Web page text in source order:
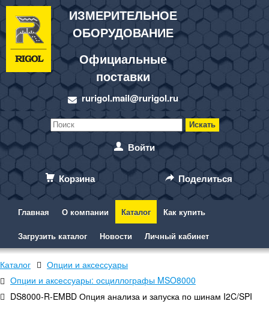
ИЗМЕРИТЕЛЬНОЕ
ОБОРУДОВАНИЕ
Официальные
поставки
rurigol.mail@rurigol.ru
Войти
Корзина Поделиться
Главная О компании Каталог Как купить
Загрузить каталог Новости Личный кабинет
Каталог
Опции и аксессуары
Опции и аксессуары: осциллографы MSO8000
DS8000-R-EMBD Опция анализа и запуска по шинам I2C/SPI